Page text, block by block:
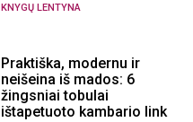
KNYGŲ LENTYNA
Praktiška, modernu ir
neišeina iš mados: 6
žingsniai tobulai
ištapetuoto kambario link